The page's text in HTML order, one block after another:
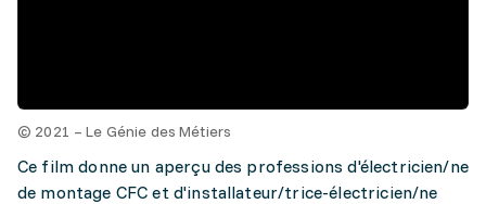
© 2021 – Le Génie des Métiers
Ce film donne un aperçu des professions d'électricien/ne
de montage CFC et d'installateur/trice-électricien/ne